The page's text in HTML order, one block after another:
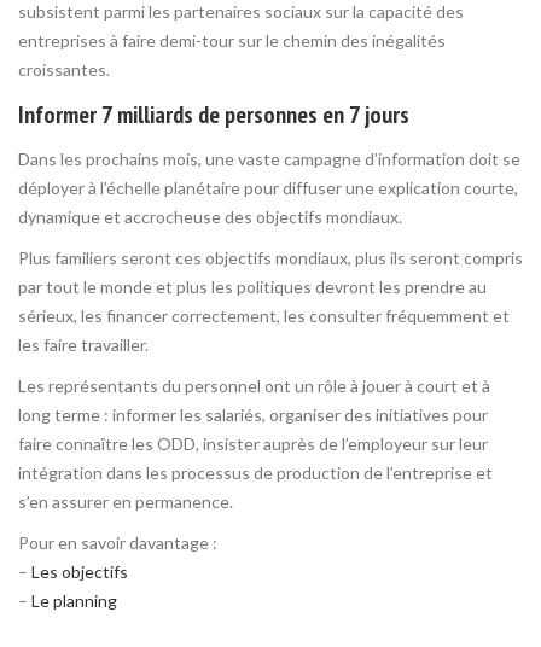
subsistent parmi les partenaires sociaux sur la capacité des
entreprises à faire demi-tour sur le chemin des inégalités
croissantes.
Informer 7 milliards de personnes en 7 jours
Dans les prochains mois, une vaste campagne d’information doit se
déployer à l’échelle planétaire pour diffuser une explication courte,
dynamique et accrocheuse des objectifs mondiaux.
Plus familiers seront ces objectifs mondiaux, plus ils seront compris
par tout le monde et plus les politiques devront les prendre au
sérieux, les financer correctement, les consulter fréquemment et
les faire travailler.
Les représentants du personnel ont un rôle à jouer à court et à
long terme : informer les salariés, organiser des initiatives pour
faire connaître les ODD, insister auprès de l’employeur sur leur
intégration dans les processus de production de l’entreprise et
s’en assurer en permanence.
Pour en savoir davantage :
– Les objectifs
– Le planning